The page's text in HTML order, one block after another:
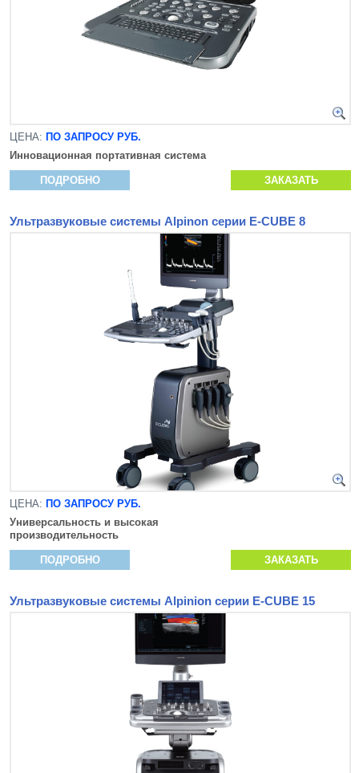
ЦЕНА: ПО ЗАПРОСУ РУБ.
Инновационная портативная система
ПОДРОБНО ЗАКАЗАТЬ
Ультразвуковые системы Alpinon серии E-CUBE 8
ЦЕНА: ПО ЗАПРОСУ РУБ.
Универсальность и высокая
производительность
ПОДРОБНО ЗАКАЗАТЬ
Ультразвуковые системы Alpinion серии E-CUBE 15